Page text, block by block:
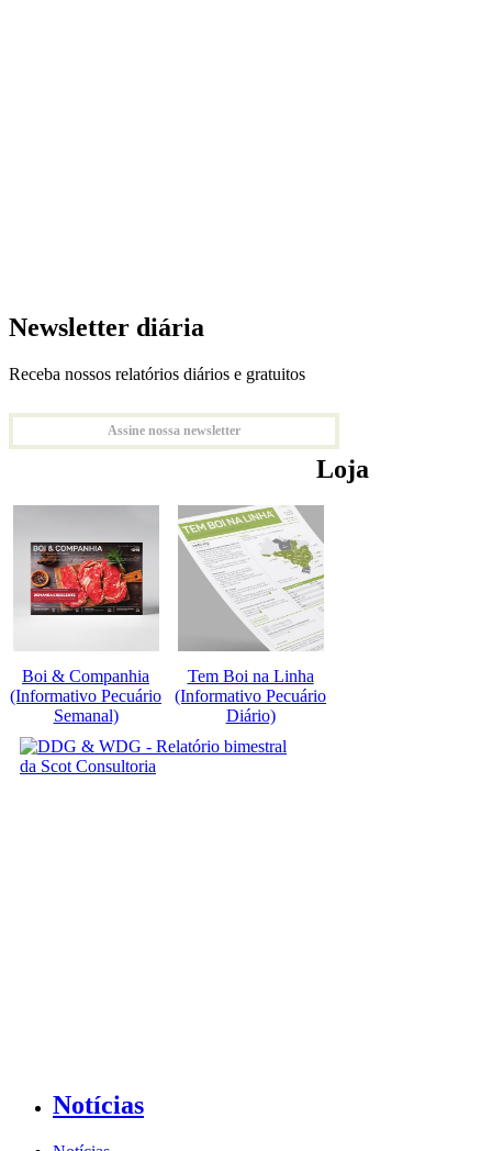
Newsletter diária
Receba nossos relatórios diários e gratuitos
Assine nossa newsletter
Loja
Boi & Companhia
(Informativo Pecuário
Semanal)
Tem Boi na Linha
(Informativo Pecuário
Diário)
Notícias